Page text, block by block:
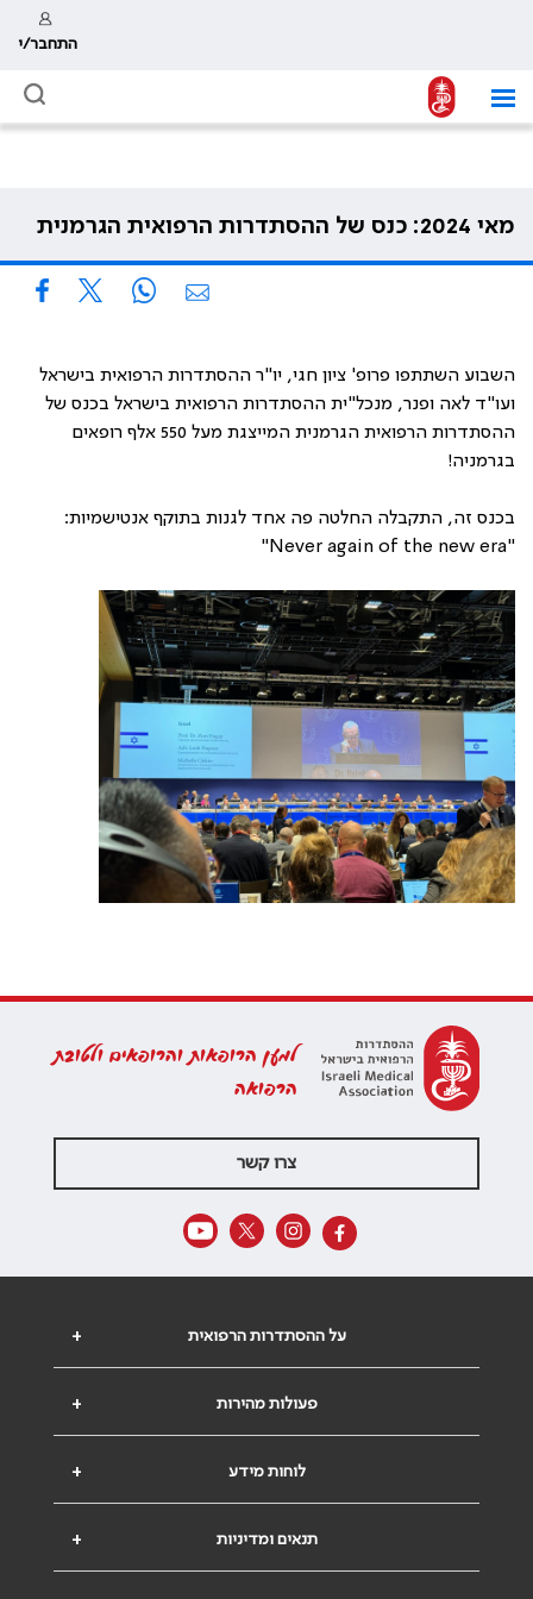
התחבר/י
מאי 2024: כנס של ההסתדרות הרפואית הגרמנית
השבוע השתתפו פרופ' ציון חגי, יו"ר ההסתדרות הרפואית בישראל
ועו"ד לאה ופנר, מנכל"ית ההסתדרות הרפואית בישראל בכנס של
ההסתדרות הרפואית הגרמנית המייצגת מעל 550 אלף רופאים
בגרמניה!
בכנס זה, התקבלה החלטה פה אחד לגנות בתוקף אנטישמיות:
"Never again of the new era"
למען הרופאות והרופאים ולטובת
הרפואה
צרו קשר
+ על ההסתדרות הרפואית
+ פעולות מהירות
+ לוחות מידע
+ תנאים ומדיניות